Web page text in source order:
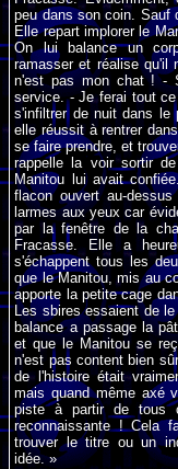
peu dans son coin. Sauf
Elle repart implorer le
On lui balance un
ramasser et réalise qu'il
n'est pas mon chat ! -
service. - Je ferai tout
s'infiltrer de nuit dans le
elle réussit à rentrer
se faire prendre, et
rappelle la voir sortir
Manitou lui avait
flacon ouvert au-
larmes aux yeux car
par la fenêtre de la
Fracasse. Elle a
s'échappent tous les
que le Manitou, mis au
apporte la petite cage
Les sbires essaient de
balance a passage la
et que le Manitou se
n'est pas content bien
de l'histoire était
mais quand même axé
piste à partir de tous
reconnaissante ! Cela
trouver le titre ou un
idée. »